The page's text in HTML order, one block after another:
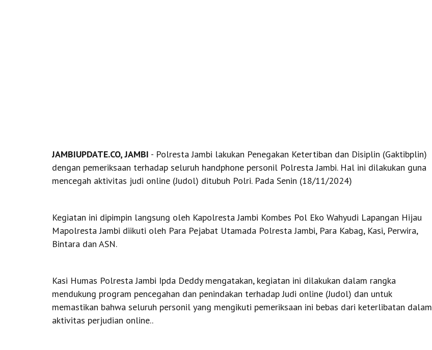
JAMBIUPDATE.CO, JAMBI - Polresta Jambi lakukan Penegakan Ketertiban dan Disiplin (Gaktibplin)
dengan pemeriksaan terhadap seluruh handphone personil Polresta Jambi. Hal ini dilakukan guna
mencegah aktivitas judi online (Judol) ditubuh Polri. Pada Senin (18/11/2024)
Kegiatan ini dipimpin langsung oleh Kapolresta Jambi Kombes Pol Eko Wahyudi Lapangan Hijau
Mapolresta Jambi diikuti oleh Para Pejabat Utamada Polresta Jambi, Para Kabag, Kasi, Perwira,
Bintara dan ASN.
Kasi Humas Polresta Jambi Ipda Deddy mengatakan, kegiatan ini dilakukan dalam rangka
mendukung program pencegahan dan penindakan terhadap Judi online (Judol) dan untuk
memastikan bahwa seluruh personil yang mengikuti pemeriksaan ini bebas dari keterlibatan dalam
aktivitas perjudian online..